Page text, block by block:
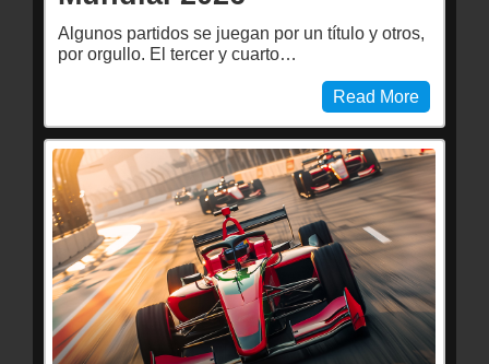
Algunos partidos se juegan por un título y otros,
por orgullo. El tercer y cuarto…
Read More